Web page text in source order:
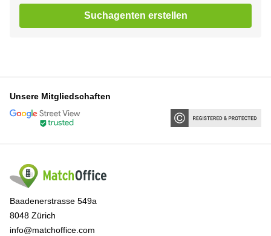
Suchagenten erstellen
Unsere Mitgliedschaften
Baadenerstrasse 549a
8048 Zürich
info@matchoffice.com